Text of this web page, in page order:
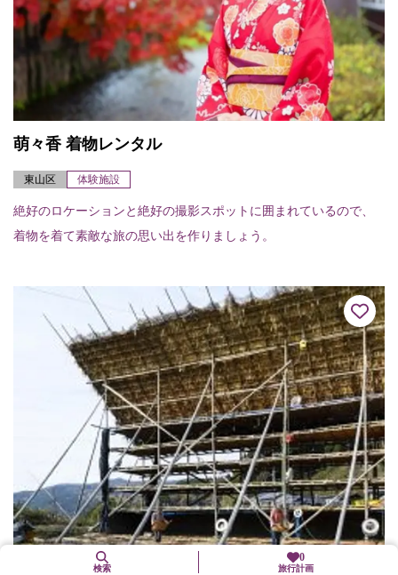
萌々香 着物レンタル
東山区 体験施設
絶好のロケーションと絶好の撮影スポットに囲まれているので、
着物を着て素敵な旅の思い出を作りましょう。
0
旅行計画
検索